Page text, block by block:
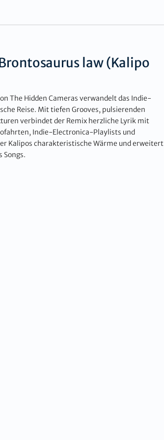
law (Kalipo
The Hidden Cameras verwandelt das Indie-
Reise. Mit tiefen Grooves, pulsierenden
verbindet der Remix herzliche Lyrik mit
Indie-Electronica-Playlists und
Kalipos charakteristische Wärme und erweitert
Songs.